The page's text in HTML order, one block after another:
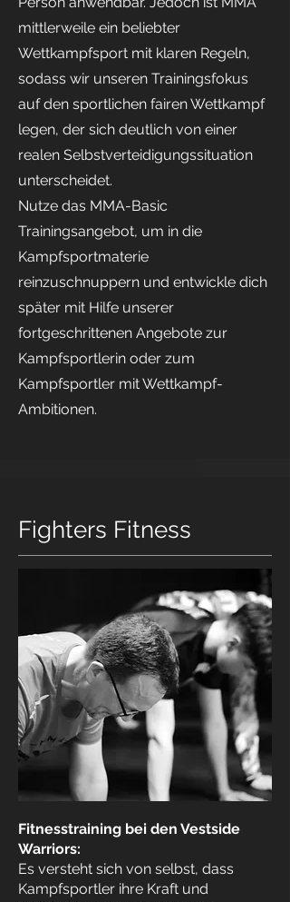
mittlerweile ein beliebter
Wettkampfsport mit klaren Regeln,
sodass wir unseren Trainingsfokus
auf den sportlichen fairen Wettkampf
legen, der sich deutlich von einer
realen Selbstverteidigungssituation
unterscheidet.
Nutze das MMA-Basic
Trainingsangebot, um in die
Kampfsportmaterie
reinzuschnuppern und entwickle dich
später mit Hilfe unserer
fortgeschrittenen Angebote zur
Kampfsportlerin oder zum
Kampfsportler mit Wettkampf-
Ambitionen.
Fighters Fitness
Fitnesstraining bei den Vestside
Warriors:
Es versteht sich von selbst, dass
Kampfsportler ihre Kraft und